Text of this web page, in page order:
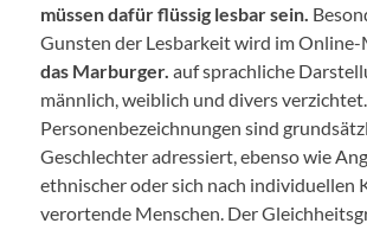
müssen dafür flüssig lesbar sein.
Gunsten der Lesbarkeit wird im Online-
das Marburger. auf sprachliche
männlich, weiblich und divers
Personenbezeichnungen sind
Geschlechter adressiert, ebenso wie
ethnischer oder sich nach individuellen
verortende Menschen. Der